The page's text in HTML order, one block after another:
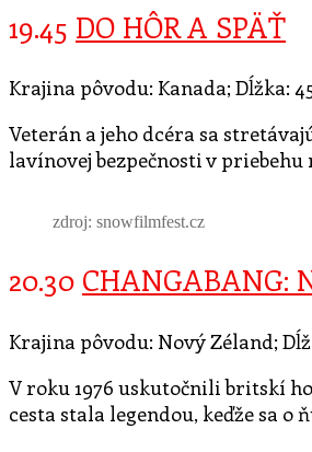
19.45 DO HÔR A SPÄŤ
Krajina pôvodu: Kanada; Dĺžka:
Veterán a jeho dcéra sa
lavínovej bezpečnosti v priebehu
zdroj: snowfilmfest.cz
20.30 CHANGABANG:
Krajina pôvodu: Nový Zéland;
V roku 1976 uskutočnili britskí
cesta stala legendou, keďže sa o